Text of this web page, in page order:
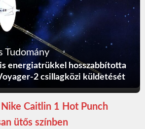
Tudomány
energiatrükkel hosszabbította
2 csillagközi küldetését
Caitlin 1 Hot Punch
ütős színben